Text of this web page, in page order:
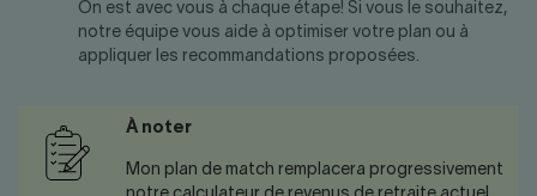
On est avec vous à chaque étape! Si vous le souhaitez,
notre équipe vous aide à optimiser votre plan ou à
appliquer les recommandations proposées.
À noter
Mon plan de match remplacera progressivement